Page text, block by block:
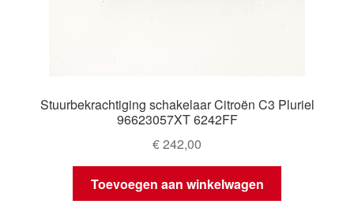
Stuurbekrachtiging schakelaar Citroën C3 Pluriel
96623057XT 6242FF
€242,00
Toevoegen aan winkelwagen